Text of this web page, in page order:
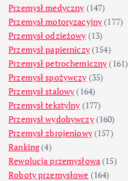
Przemysł medyczny (147)
Przemysł motoryzacyjny (177)
Przemysł odzieżowy (13)
Przemysł papierniczy(154)
Przemysł petrochemiczny (161)
Przemysł spożywczy (35)
Przemysł stalowy (164)
Przemysł tekstylny (177)
Przemysł wydobywczy(160)
Przemysł zbrojeniowy(157)
Ranking(4)
Rewolucja przemysłowa (15)
Roboty przemysłowe (164)